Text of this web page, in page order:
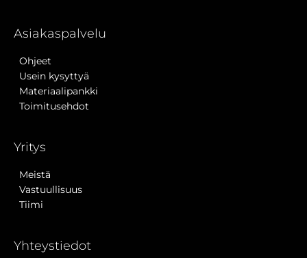
Asiakaspalvelu
Ohjeet
Usein kysyttyä
Materiaalipankki
Toimitusehdot
Yritys
Meistä
Vastuullisuus
Tiimi
Yhteystiedot